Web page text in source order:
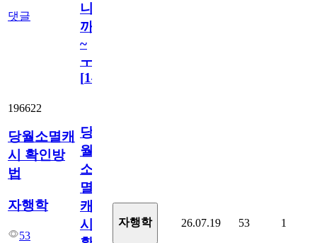
댓글
니
까
~
ㅜ
[14
196622
당월소멸캐
시 확인방
법
자행학
53
당
월
소
멸
캐
시
자행학 26.07.19 53 1